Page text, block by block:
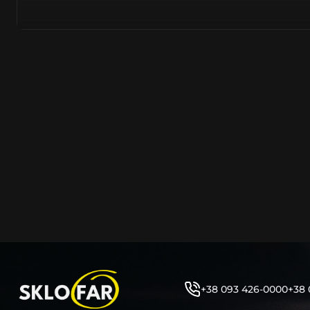
Цілком зрозуміло, що далеко не завжди потрібна повна
як це часто пропонують автосервіси та автодилери.
заощадити та придбати тільки те, що потребує
+38 093 426-0000+38